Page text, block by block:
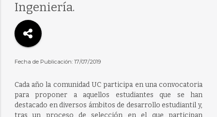
Ingeniería.
Fecha de Publicación: 17/07/2019
Cada año la comunidad UC participa en una convocatoria
para proponer a aquellos estudiantes que se han
destacado en diversos ámbitos de desarrollo estudiantil y,
tras un proceso de selección en el que participan